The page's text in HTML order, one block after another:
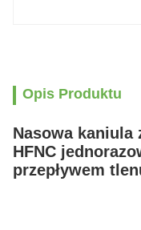
Opis Produktu
Nasowa kaniula
HFNC
przepływem